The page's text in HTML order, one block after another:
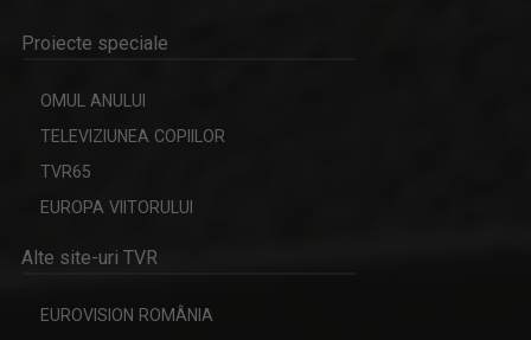
MARIA FLOREA
Proiecte speciale
OMUL ANULUI
TELEVIZIUNEA COPIILOR
TVR65
EUROPA VIITORULUI
Alte site-uri TVR
EUROVISION ROMÂNIA